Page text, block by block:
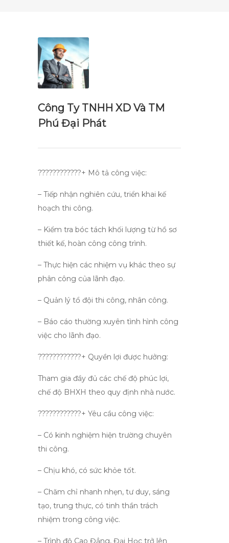
Công Ty TNHH XD Và TM
Phú Đại Phát
????????????+ Mô tả công việc:
– Tiếp nhận nghiên cứu, triển khai kế
hoạch thi công.
– Kiểm tra bóc tách khối lượng từ hồ sơ
thiết kế, hoàn công công trình.
– Thực hiện các nhiệm vụ khác theo sự
phân công của lãnh đạo.
– Quản lý tổ đội thi công, nhân công.
– Báo cáo thường xuyên tình hình công
việc cho lãnh đạo.
????????????+ Quyền lợi được hưởng:
Tham gia đầy đủ các chế độ phúc lợi,
chế độ BHXH theo quy định nhà nước.
????????????+ Yêu cầu công việc:
– Có kinh nghiệm hiện trường chuyên
thi công.
– Chịu khó, có sức khỏe tốt.
– Chăm chỉ nhanh nhẹn, tư duy, sáng
tạo, trung thực, có tinh thần trách
nhiệm trong công việc.
– Trình độ Cao Đẳng, Đại Học trở lên